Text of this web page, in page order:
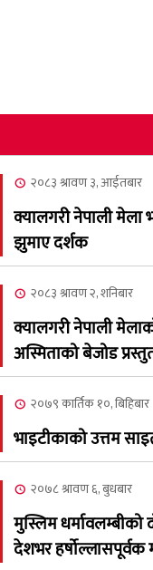
२०८३ श्रावण ३, आईतबार
क्यालगरी नेपाली मेला
झुमाए दर्शक
२०८३ श्रावण २, शनिबार
क्यालगरी नेपाली
अस्मिताको बेजोड
२०७९ कार्तिक १०, बिहिबार
भाइटीकाको उत्तम
२०७८ श्रावण ६, बुधबार
मुस्लिम
देशभर हर्षोल्लासपूर्वक